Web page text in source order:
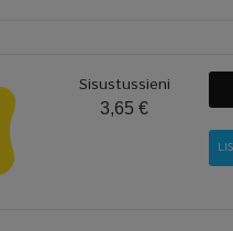
Sisustussieni
3,65 €